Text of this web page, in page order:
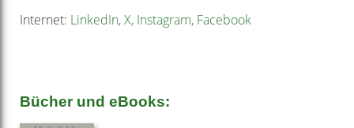
Internet: LinkedIn, X, Instagram, Facebook
Bücher und eBooks: